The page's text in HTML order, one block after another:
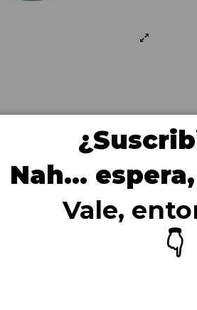
Detalles de
Nah… espera,
Vale,
👇